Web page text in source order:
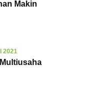
Makin
2021